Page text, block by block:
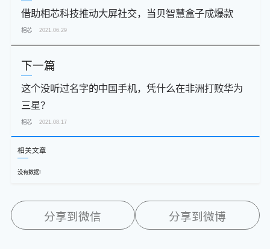
借助相芯科技推动大屏社交，当贝智慧盒子成爆款
相芯 2021.06.29
下一篇
这个没听过名字的中国手机，凭什么在非洲打败华为
三星？
相芯 2021.08.17
相关文章
没有数据!
分享到微信 分享到微博